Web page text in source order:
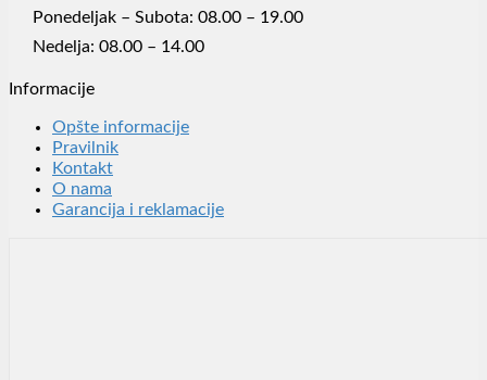
Ponedeljak – Subota: 08.00 – 19.00
Nedelja: 08.00 – 14.00
Informacije
Opšte informacije
Pravilnik
Kontakt
O nama
Garancija i reklamacije